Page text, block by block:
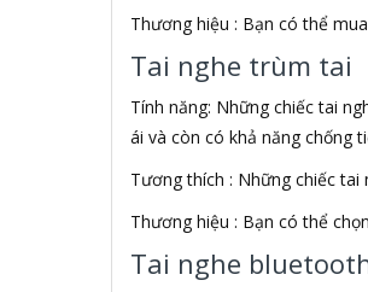
Air Mouse
Airmouse
AIRPORT
AKAI
Aker
AKG
Akino
AKIRA
Akus
Alctron
Thương hiệu : Bạn có thể
Tai nghe trùm tai
Tính năng: Những chiếc tai
ái và còn có khả năng chống
Tương thích : Những chiếc
Thương hiệu : Bạn có thể
Tai nghe